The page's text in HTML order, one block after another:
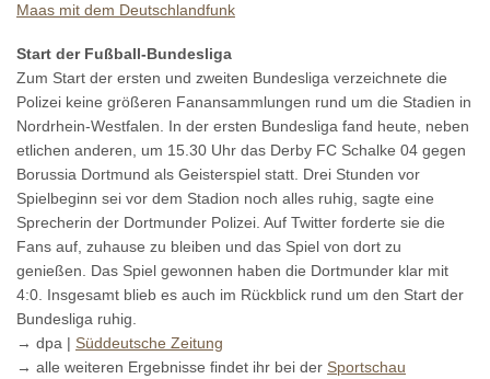
Maas mit dem Deutschlandfunk
Start der Fußball-Bundesliga
Zum Start der ersten und zweiten Bundesliga verzeichnete die
Polizei keine größeren Fanansammlungen rund um die Stadien in
Nordrhein-Westfalen. In der ersten Bundesliga fand heute, neben
etlichen anderen, um 15.30 Uhr das Derby FC Schalke 04 gegen
Borussia Dortmund als Geisterspiel statt. Drei Stunden vor
Spielbeginn sei vor dem Stadion noch alles ruhig, sagte eine
Sprecherin der Dortmunder Polizei. Auf Twitter forderte sie die
Fans auf, zuhause zu bleiben und das Spiel von dort zu
genießen. Das Spiel gewonnen haben die Dortmunder klar mit
4:0. Insgesamt blieb es auch im Rückblick rund um den Start der
Bundesliga ruhig.
→ dpa | Süddeutsche Zeitung
→ alle weiteren Ergebnisse findet ihr bei der Sportschau